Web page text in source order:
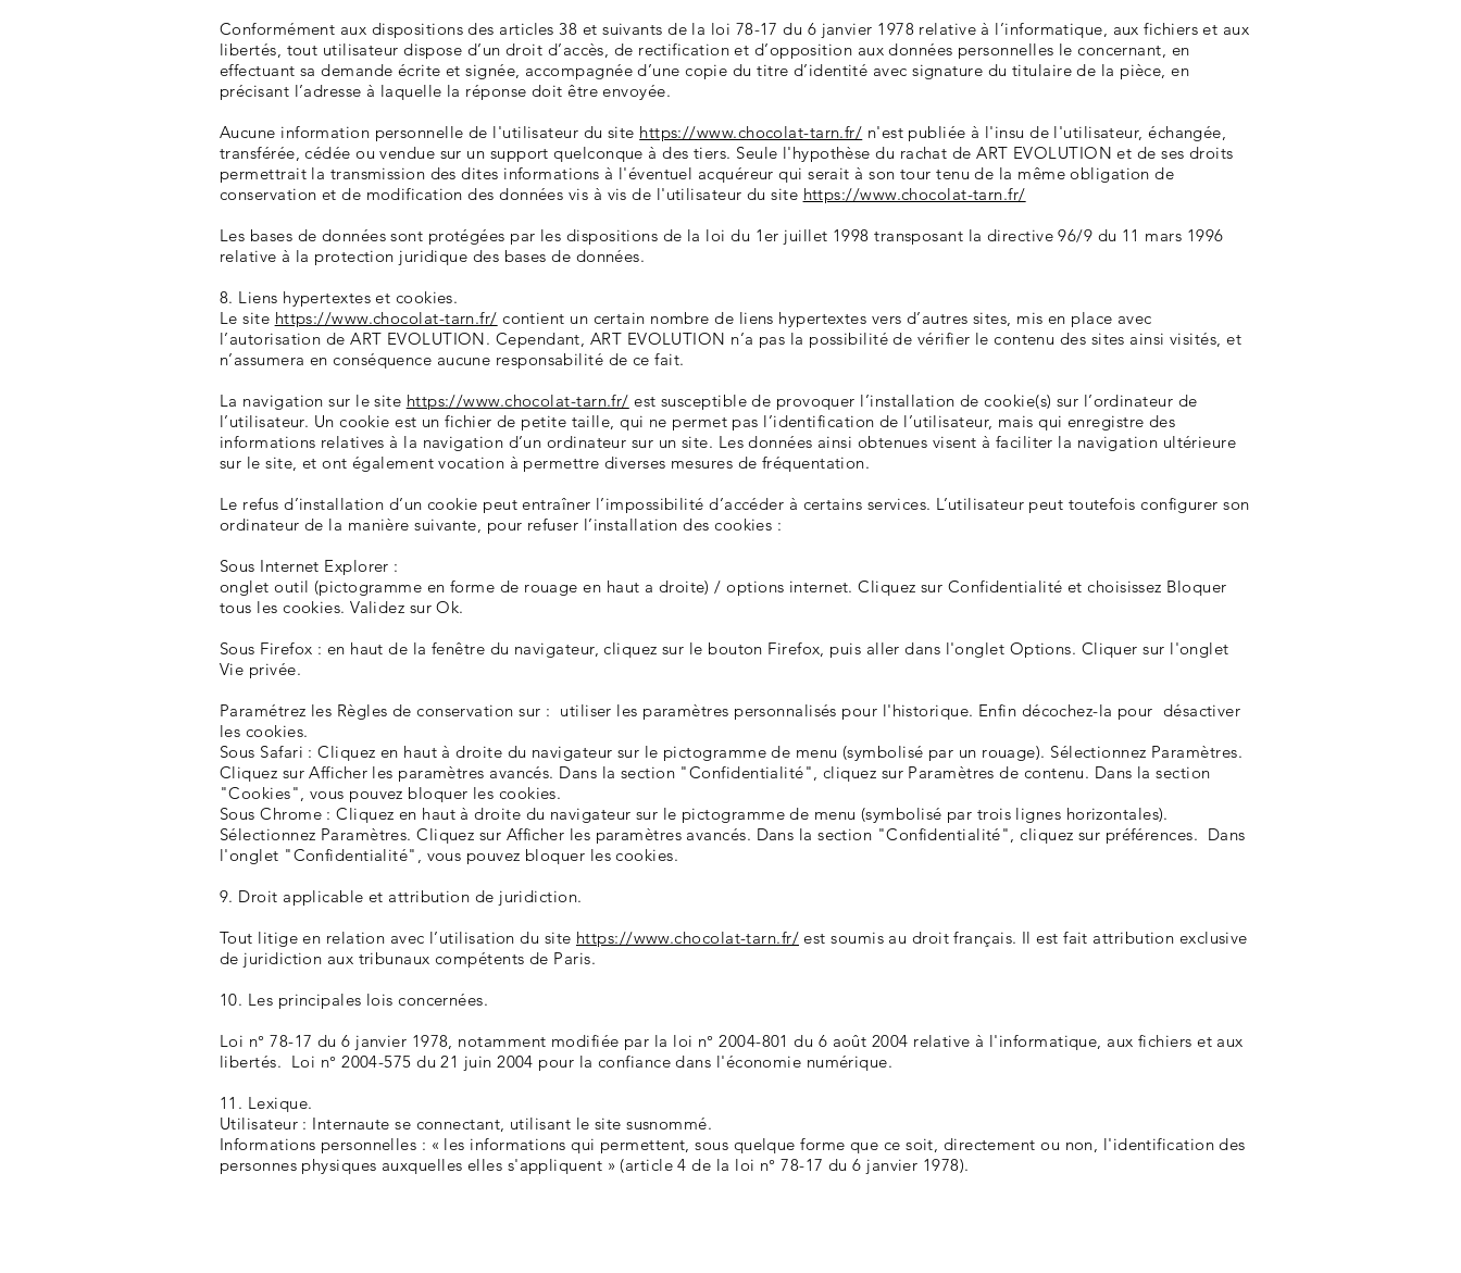
Conformément aux dispositions des articles 38 et suivants de la loi 78-17 du 6 janvier 1978 relative à l’informatique, aux fichiers et aux
libertés, tout utilisateur dispose d’un droit d’accès, de rectification et d’opposition aux données personnelles le concernant, en
effectuant sa demande écrite et signée, accompagnée d’une copie du titre d’identité avec signature du titulaire de la pièce, en
précisant l’adresse à laquelle la réponse doit être envoyée.
Aucune information personnelle de l'utilisateur du site https://www.chocolat-tarn.fr/ n'est publiée à l'insu de l'utilisateur, échangée,
transférée, cédée ou vendue sur un support quelconque à des tiers. Seule l'hypothèse du rachat de ART EVOLUTION et de ses droits
permettrait la transmission des dites informations à l'éventuel acquéreur qui serait à son tour tenu de la même obligation de
conservation et de modification des données vis à vis de l'utilisateur du site https://www.chocolat-tarn.fr/
Les bases de données sont protégées par les dispositions de la loi du 1er juillet 1998 transposant la directive 96/9 du 11 mars 1996
relative à la protection juridique des bases de données.
8. Liens hypertextes et cookies.
Le site https://www.chocolat-tarn.fr/ contient un certain nombre de liens hypertextes vers d’autres sites, mis en place avec
l’autorisation de ART EVOLUTION. Cependant, ART EVOLUTION n’a pas la possibilité de vérifier le contenu des sites ainsi visités, et
n’assumera en conséquence aucune responsabilité de ce fait.
La navigation sur le site https://www.chocolat-tarn.fr/ est susceptible de provoquer l’installation de cookie(s) sur l’ordinateur de
l’utilisateur. Un cookie est un fichier de petite taille, qui ne permet pas l’identification de l’utilisateur, mais qui enregistre des
informations relatives à la navigation d’un ordinateur sur un site. Les données ainsi obtenues visent à faciliter la navigation ultérieure
sur le site, et ont également vocation à permettre diverses mesures de fréquentation.
Le refus d’installation d’un cookie peut entraîner l’impossibilité d’accéder à certains services. L’utilisateur peut toutefois configurer son
ordinateur de la manière suivante, pour refuser l’installation des cookies :
Sous Internet Explorer :
onglet outil (pictogramme en forme de rouage en haut a droite) / options internet. Cliquez sur Confidentialité et choisissez Bloquer
tous les cookies. Validez sur Ok.
Sous Firefox : en haut de la fenêtre du navigateur, cliquez sur le bouton Firefox, puis aller dans l'onglet Options. Cliquer sur l'onglet
Vie privée.
Paramétrez les Règles de conservation sur : utiliser les paramètres personnalisés pour l'historique. Enfin décochez-la pour désactiver
les cookies.
Sous Safari : Cliquez en haut à droite du navigateur sur le pictogramme de menu (symbolisé par un rouage). Sélectionnez Paramètres.
Cliquez sur Afficher les paramètres avancés. Dans la section "Confidentialité", cliquez sur Paramètres de contenu. Dans la section
"Cookies", vous pouvez bloquer les cookies.
Sous Chrome : Cliquez en haut à droite du navigateur sur le pictogramme de menu (symbolisé par trois lignes horizontales).
Sélectionnez Paramètres. Cliquez sur Afficher les paramètres avancés. Dans la section "Confidentialité", cliquez sur préférences. Dans
l'onglet "Confidentialité", vous pouvez bloquer les cookies.
9. Droit applicable et attribution de juridiction.
Tout litige en relation avec l’utilisation du site https://www.chocolat-tarn.fr/ est soumis au droit français. Il est fait attribution exclusive
de juridiction aux tribunaux compétents de Paris.
10. Les principales lois concernées.
Loi n° 78-17 du 6 janvier 1978, notamment modifiée par la loi n° 2004-801 du 6 août 2004 relative à l'informatique, aux fichiers et aux
libertés. Loi n° 2004-575 du 21 juin 2004 pour la confiance dans l'économie numérique.
11. Lexique.
Utilisateur : Internaute se connectant, utilisant le site susnommé.
Informations personnelles : « les informations qui permettent, sous quelque forme que ce soit, directement ou non, l'identification des
personnes physiques auxquelles elles s'appliquent » (article 4 de la loi n° 78-17 du 6 janvier 1978).